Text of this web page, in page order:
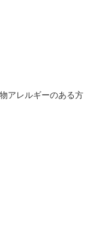
アレルギーのある方